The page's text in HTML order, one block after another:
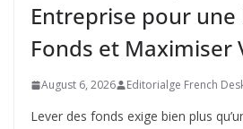
Entreprise pour une
Fonds et Maximiser
August 6, 2026 Editorialge French
Lever des fonds exige bien plus